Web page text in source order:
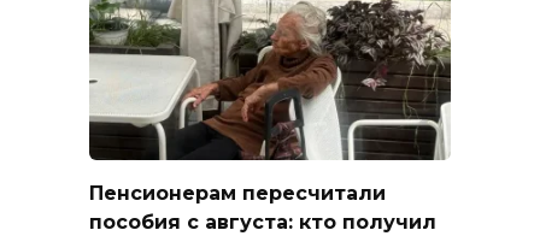
Пенсионерам пересчитали
пособия с августа: кто получил